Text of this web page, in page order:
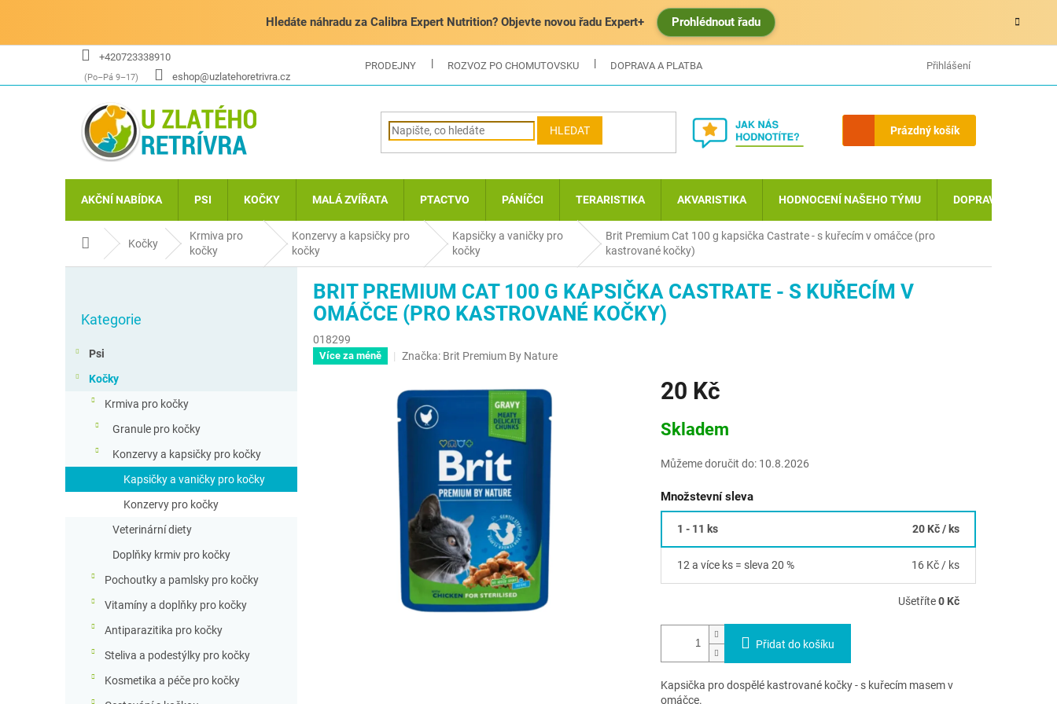
Hledáte náhradu za Calibra Expert Nutrition? Objevte novou řadu Expert+ Prohlédnout řadu
+420723338910
eshop@uzlatehoretrivra.cz
PRODEJNY ROZVOZ PO CHOMUTOVSKU DOPRAVA A PLATBA MOJE OBJEDNÁVKA
Přihlášení
HLEDAT
Nákupní
košík
Prázdný košík
AKČNÍ NABÍDKA PSI KOČKY MALÁ ZVÍŘATA PTACTVO PÁNÍČCI TERARISTIKA AKVARISTIKA HODNOCENÍ NAŠEHO TÝMU DOPRAVA A PLATBA
Domů Kočky
Krmiva pro
kočky
Konzervy a kapsičky pro
kočky
Kapsičky a vaničky pro
kočky
Brit Premium Cat 100 g kapsička Castrate - s kuřecím v omáčce (pro
kastrované kočky)
n
kategorie
Kategorie
Psi
Kočky
Krmiva pro kočky
Granule pro kočky
Konzervy a kapsičky pro kočky
Kapsičky a vaničky pro kočky
Konzervy pro kočky
Veterinární diety
Doplňky krmiv pro kočky
Pochoutky a pamlsky pro kočky
Vitamíny a doplňky pro kočky
Antiparazitika pro kočky
Steliva a podestýlky pro kočky
Kosmetika a péče pro kočky
BRIT PREMIUM CAT 100 G KAPSIČKA CASTRATE - S KUŘECÍM V
OMÁČCE (PRO KASTROVANÉ KOČKY)
018299
Více za méně Značka: Brit Premium By Nature
20 Kč
cena:
Skladem
Můžeme doručit do: 10.8.2026
Množstevní sleva
1 - 11 ks 20 Kč/ ks
12 a více ks = sleva 20 % 16 Kč / ks
Ušetříte0 Kč
Přidat do košíku
Kapsička pro dospělé kastrované kočky - s kuřecím masem v
omáčce.